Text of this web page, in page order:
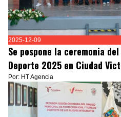
2025-12-09
Se pospone la ceremonia
Deporte 2025 en Ciudad
Por: HT Agencia